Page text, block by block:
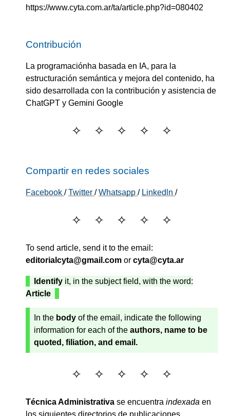
https://www.cyta.com.ar/ta/article.php?id=080402
Contribución
La programaciónha basada en IA, para la
estructuración semántica y mejora del contenido, ha
sido desarrollada con la contribución y asistencia de
ChatGPT y Gemini Google
Compartir en redes sociales
Facebook /Twitter /Whatsapp / Linkedln /
To send article, send it to the email:
editorialcyta@gmail.com or cyta@cyta.ar
Identify it, in the subject field, with the word:
Article
In the body of the email, indicate the following
information for each of the authors, name to be
quoted, filiation, and email.
Técnica Administrativa se encuentra indexada en